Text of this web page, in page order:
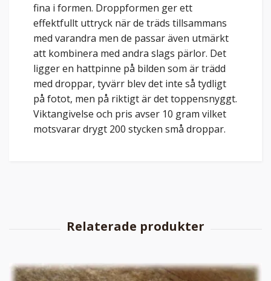
fina i formen. Droppformen ger ett
effektfullt uttryck när de träds tillsammans
med varandra men de passar även utmärkt
att kombinera med andra slags pärlor. Det
ligger en hattpinne på bilden som är trädd
med droppar, tyvärr blev det inte så tydligt
på fotot, men på riktigt är det toppensnyggt.
Viktangivelse och pris avser 10 gram vilket
motsvarar drygt 200 stycken små droppar.